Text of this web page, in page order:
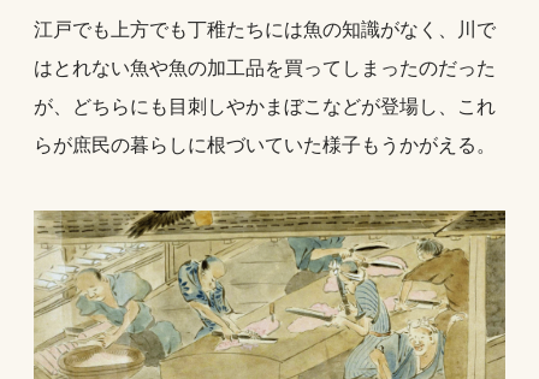
江戸でも上方でも丁稚たちには魚の知識がなく、川で
はとれない魚や魚の加工品を買ってしまったのだった
が、どちらにも目刺しやかまぼこなどが登場し、これ
らが庶民の暮らしに根づいていた様子もうかがえる。